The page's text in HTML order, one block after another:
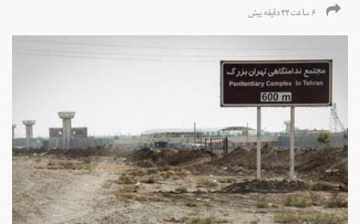
۶ ساعت ۴۴ دقیقه پیش